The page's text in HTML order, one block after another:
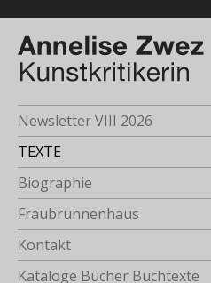
Newsletter VIII 2026
TEXTE
Biographie
Fraubrunnenhaus
Kontakt
Kataloge Bücher Buchtexte